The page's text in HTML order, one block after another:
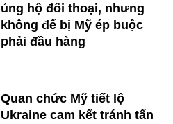
ủng hộ đối thoại, nhưng
không để bị Mỹ ép buộc
phải đầu hàng
Quan chức Mỹ tiết lộ
Ukraine cam kết tránh tấn